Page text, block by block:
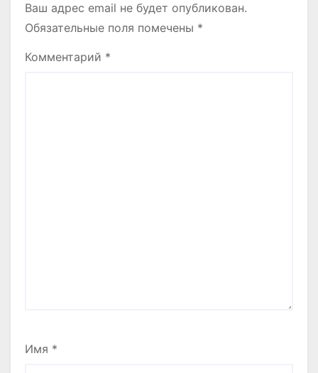
Ваш адрес email не будет опубликован.
Обязательные поля помечены *
Комментарий *
Имя *